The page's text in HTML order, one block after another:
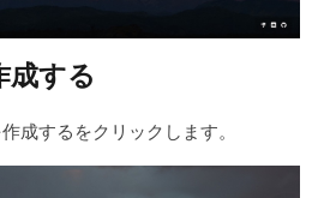
成する
成するをクリックします。